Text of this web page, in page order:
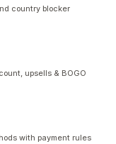
country blocker
upsells & BOGO
with payment rules